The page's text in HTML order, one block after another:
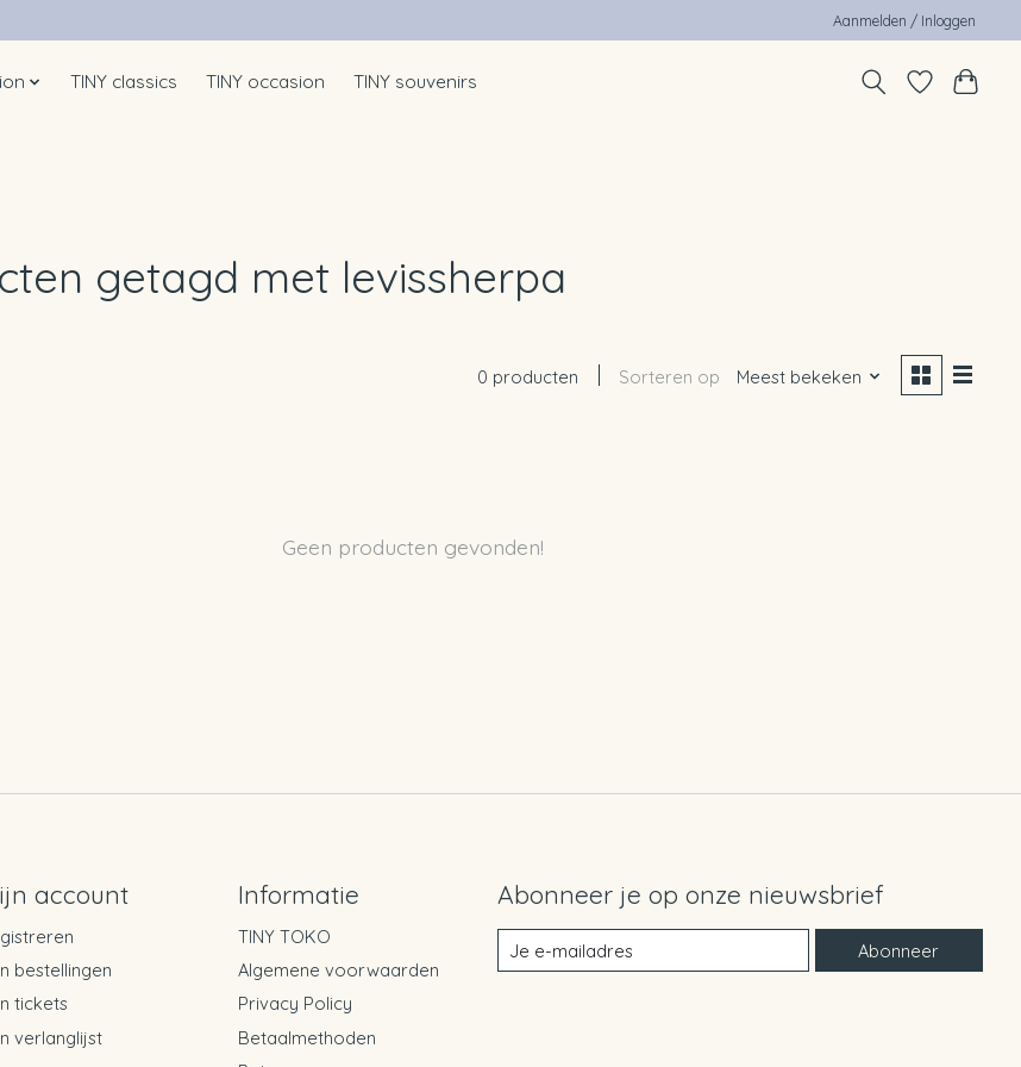
Aanmelden / Inloggen
TINY classics TINY occasion TINY souvenirs
getagd met levissherpa
0 producten Sorteren op Meest bekeken
Geen producten gevonden!
account
bestellingen
tickets
verlanglijst
Informatie
TINY TOKO
Algemene voorwaarden
Privacy Policy
Betaalmethoden
Abonneer je op onze nieuwsbrief
Abonneer